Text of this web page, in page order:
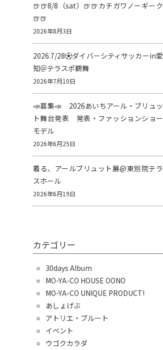
🍺🍺8/8（sat）🍺🍺カチガワノーギーク
🍺🍺
2026年8月3日
2026.7/28⚽️ダイバーシティサッカーin愛
知＠テラスポ鶴舞
2026年7月10日
📣募集📣 2026あいちアール・ブリュッ
ト舞台発表 発表・ファッションショー
モデル
2026年6月25日
着る、アールブリュット展@東別院テラ
スホール
2026年6月19日
カテゴリー
30days Album
MO-YA-CO HOUSE OONO
MO-YA-CO UNIQUE PRODUCT!
あしょげぶ
アトリエ・ブルート
イベント
ウゴクカラダ